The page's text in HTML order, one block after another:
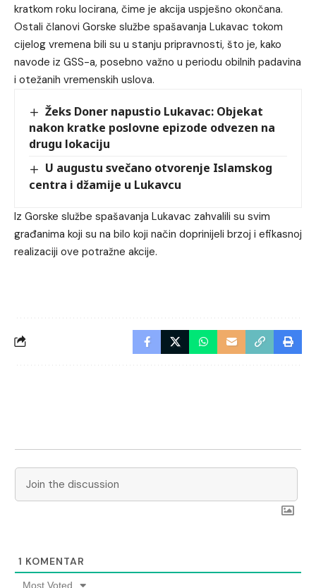
kratkom roku locirana, čime je akcija uspješno okončana.
Ostali članovi Gorske službe spašavanja Lukavac tokom
cijelog vremena bili su u stanju pripravnosti, što je, kako
navode iz GSS-a, posebno važno u periodu obilnih padavina
i otežanih vremenskih uslova.
Žeks Doner napustio Lukavac: Objekat
nakon kratke poslovne epizode odvezen na
drugu lokaciju
U augustu svečano otvorenje Islamskog
centra i džamije u Lukavcu
Iz Gorske službe spašavanja Lukavac zahvalili su svim
građanima koji su na bilo koji način doprinijeli brzoj i efikasnoj
realizaciji ove potražne akcije.
1 KOMENTAR
Most Voted